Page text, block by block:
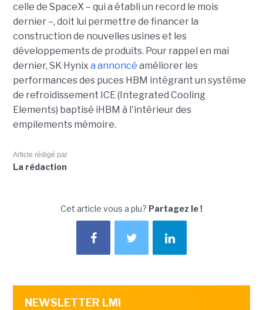
celle de SpaceX – qui a établi un record le mois
dernier –, doit lui permettre de financer la
construction de nouvelles usines et les
développements de produits. Pour rappel en mai
dernier, SK Hynix a annoncé améliorer les
performances des puces HBM intégrant un système
de refroidissement ICE (Integrated Cooling
Elements) baptisé iHBM à l'intérieur des
empilements mémoire.
Article rédigé par
La rédaction
Cet article vous a plu? Partagez le !
NEWSLETTER LMI